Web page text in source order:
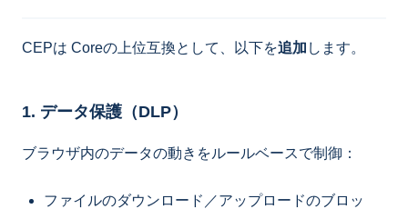
CEPは Coreの上位互換として、以下を追加 します。
1. データ保護（DLP）
ブラウザ内のデータの動きをルールベースで制御：
ファイルのダウンロード／アップロードのブロッ